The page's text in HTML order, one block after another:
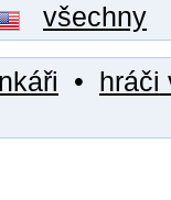
všechny
• hráči